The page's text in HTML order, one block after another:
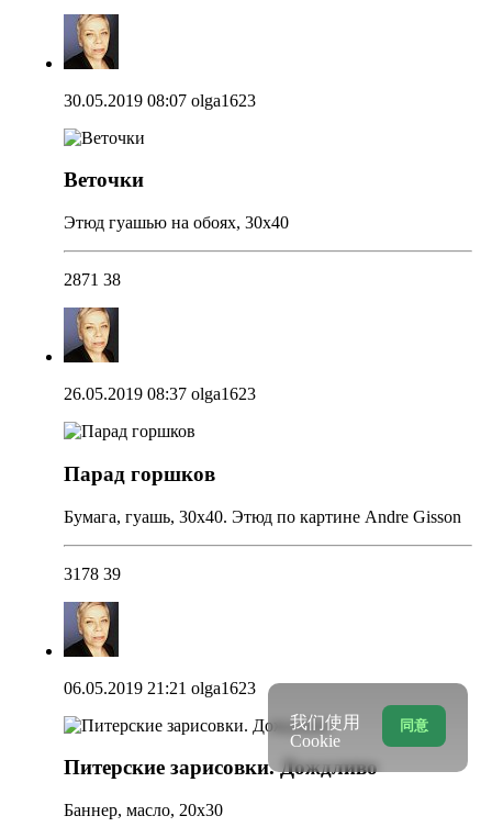
30.05.2019 08:07 olga1623
Веточки
Этюд гуашью на обоях, 30х40
2871 38
26.05.2019 08:37 olga1623
Парад горшков
Бумага, гуашь, 30х40. Этюд по картине Andre Gisson
3178 39
06.05.2019 21:21 olga1623
Питерские зарисовки. Дождливо
Баннер, масло, 20х30
同意
我们使用
Cookie